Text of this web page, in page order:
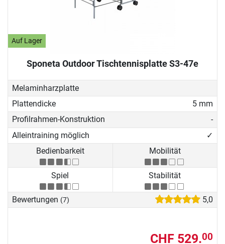
Auf Lager
Sponeta Outdoor Tischtennisplatte S3-47e
Melaminharzplatte
Plattendicke
5 mm
Profilrahmen-Konstruktion
-
Alleintraining möglich
✓
Bedienbarkeit
Mobilität
Spiel Stabilität
Bewertungen (7) 5,0
CHF 529.00